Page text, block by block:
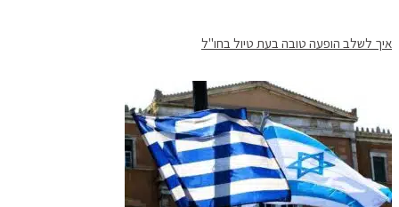
איך לשלב הופעה טובה בעת טיול בחו"ל